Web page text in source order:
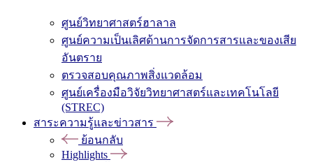
ศูนย์วิทยาศาสตร์ฮาลาล
ศูนย์ความเป็นเลิศด้านการจัดการสารและของเสีย
อันตราย
ตรวจสอบคุณภาพสิ่งแวดล้อม
ศูนย์เครื่องมือวิจัยวิทยาศาสตร์และเทคโนโลยี
(STREC)
สาระความรู้และข่าวสาร
ย้อนกลับ
Highlights